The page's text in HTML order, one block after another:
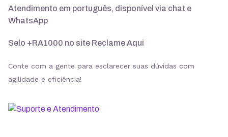
30 dias para pedir reembolso
SSL ilimitado grátis
Atendimento em português, disponível via chat e
WhatsApp
Selo +RA1000 no site Reclame Aqui
Conte com a gente para esclarecer suas dúvidas com
agilidade e eficiência!